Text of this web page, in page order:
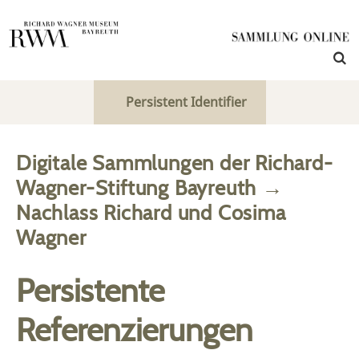
Persistent Identifier
Digitale Sammlungen der Richard-
Wagner-Stiftung Bayreuth →
Nachlass Richard und Cosima
Wagner
Persistente
Referenzierungen